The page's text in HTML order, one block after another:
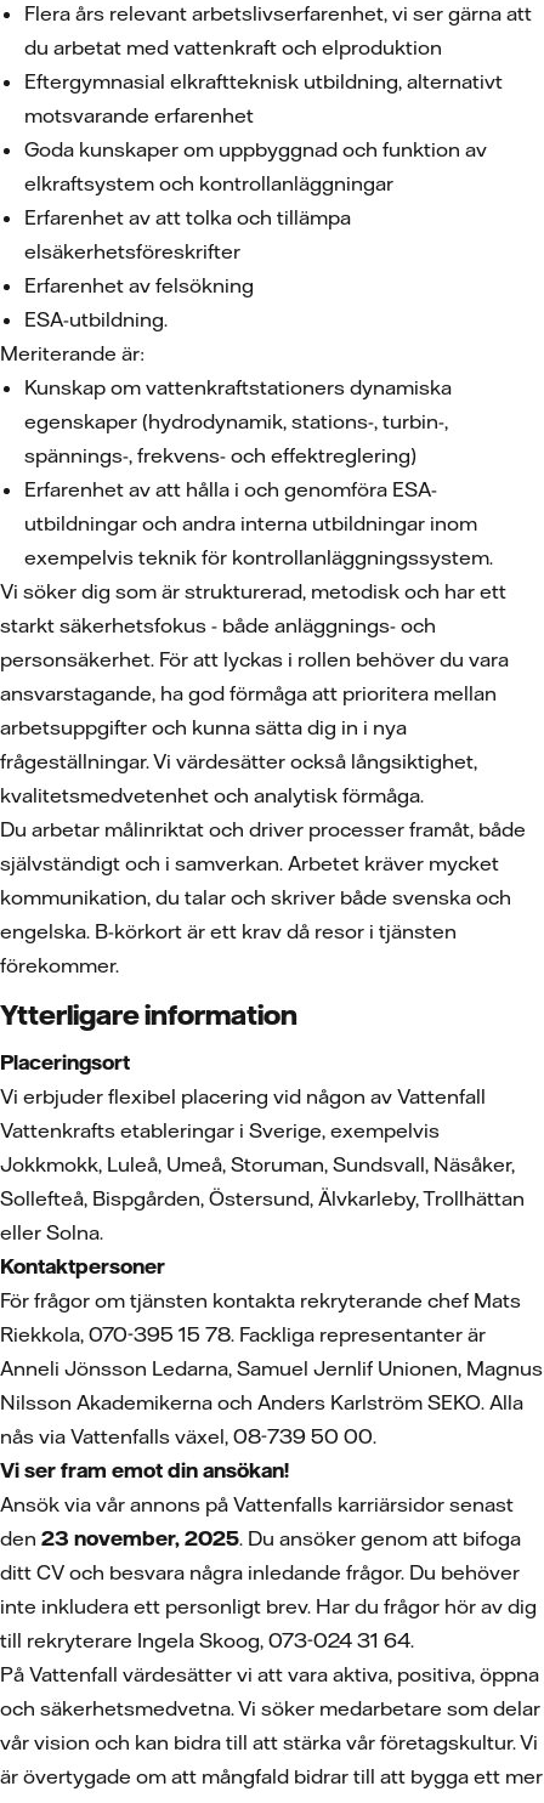
Flera års relevant arbetslivserfarenhet, vi ser gärna att
du arbetat med vattenkraft och elproduktion
Eftergymnasial elkraftteknisk utbildning, alternativt
motsvarande erfarenhet
Goda kunskaper om uppbyggnad och funktion av
elkraftsystem och kontrollanläggningar
Erfarenhet av att tolka och tillämpa
elsäkerhetsföreskrifter
Erfarenhet av felsökning
ESA-utbildning.
Meriterande är:
Kunskap om vattenkraftstationers dynamiska
egenskaper (hydrodynamik, stations-, turbin-,
spännings-, frekvens- och effektreglering)
Erfarenhet av att hålla i och genomföra ESA-
utbildningar och andra interna utbildningar inom
exempelvis teknik för kontrollanläggningssystem.
Vi söker dig som är strukturerad, metodisk och har ett
starkt säkerhetsfokus - både anläggnings- och
personsäkerhet. För att lyckas i rollen behöver du vara
ansvarstagande, ha god förmåga att prioritera mellan
arbetsuppgifter och kunna sätta dig in i nya
frågeställningar. Vi värdesätter också långsiktighet,
kvalitetsmedvetenhet och analytisk förmåga.
Du arbetar målinriktat och driver processer framåt, både
självständigt och i samverkan. Arbetet kräver mycket
kommunikation, du talar och skriver både svenska och
engelska. B-körkort är ett krav då resor i tjänsten
förekommer.
Ytterligare information
Placeringsort
Vi erbjuder flexibel placering vid någon av Vattenfall
Vattenkrafts etableringar i Sverige, exempelvis
Jokkmokk, Luleå, Umeå, Storuman, Sundsvall, Näsåker,
Sollefteå, Bispgården, Östersund, Älvkarleby, Trollhättan
eller Solna.
Kontaktpersoner
För frågor om tjänsten kontakta rekryterande chef Mats
Riekkola, 070-395 15 78. Fackliga representanter är
Anneli Jönsson Ledarna, Samuel Jernlif Unionen, Magnus
Nilsson Akademikerna och Anders Karlström SEKO. Alla
nås via Vattenfalls växel, 08-739 50 00.
Vi ser fram emot din ansökan!
Ansök via vår annons på Vattenfalls karriärsidor senast
den 23 november, 2025. Du ansöker genom att bifoga
ditt CV och besvara några inledande frågor. Du behöver
inte inkludera ett personligt brev. Har du frågor hör av dig
till rekryterare Ingela Skoog, 073-024 31 64.
På Vattenfall värdesätter vi att vara aktiva, positiva, öppna
och säkerhetsmedvetna. Vi söker medarbetare som delar
vår vision och kan bidra till att stärka vår företagskultur. Vi
är övertygade om att mångfald bidrar till att bygga ett mer